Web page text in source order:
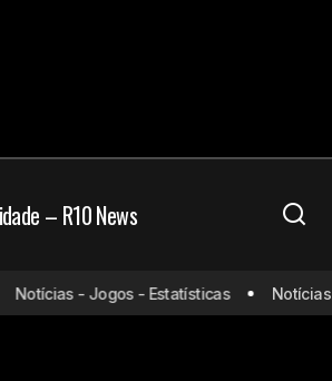
– R10 News
Yuri Alberto recebe premiação no Rio
de Janeiro e revela conversa com
Alerrandro
- Jogos - Estatísticas Notícias -